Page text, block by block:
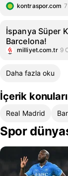
kontraspor.com
İspanya Süper
Barcelona!
milliyet.com.tr 9
Daha fazla oku
İçerik konuları
Real Madrid
Spor